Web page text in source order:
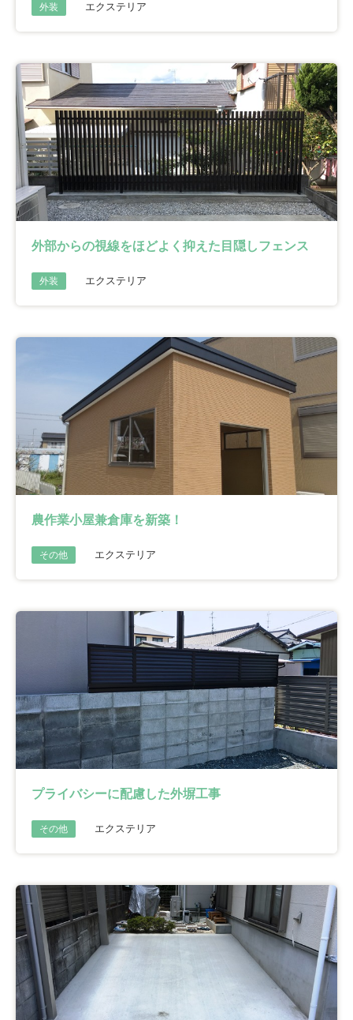
外装 エクステリア
外部からの視線をほどよく抑えた目隠しフェンス
外装 エクステリア
農作業小屋兼倉庫を新築！
その他 エクステリア
プライバシーに配慮した外塀工事
その他 エクステリア